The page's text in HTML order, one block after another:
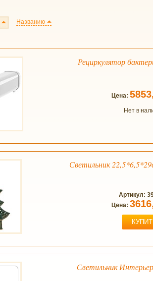
Названию
Рециркулятор
Цена:
Нет в
Светильник
Артикул:
Цена:
Светильник